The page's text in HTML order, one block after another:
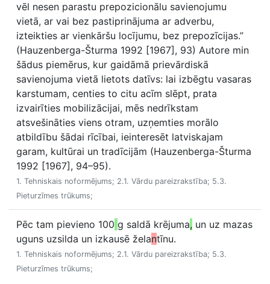
vēl nesen parastu prepozicionālu savienojumu
vietā, ar vai bez pastiprinājuma ar adverbu,
izteikties ar vienkāršu locījumu, bez prepozīcijas.”
(Hauzenberga-Šturma 1992 [1967], 93) Autore min
šādus piemērus, kur gaidāmā prievārdiskā
savienojuma vietā lietots datīvs: lai izbēgtu vasaras
karstumam, centies to citu acīm slēpt, prata
izvairīties mobilizācijai, mēs nedrīkstam
atsvešināties viens otram, uzņemties morālo
atbildību šādai rīcībai, ieinteresēt latviskajam
garam, kultūrai un tradīcijām (Hauzenberga-Šturma
1992 [1967], 94–95).
1. Tehniskais noformējums; 2.1. Vārdu pareizrakstība; 5.3.
Pieturzīmes trūkums;
Pēc tam pievieno 100 g saldā krējuma, un uz mazas
uguns uzsilda un izkausē želantīnu.
1. Tehniskais noformējums; 2.1. Vārdu pareizrakstība; 5.3.
Pieturzīmes trūkums;